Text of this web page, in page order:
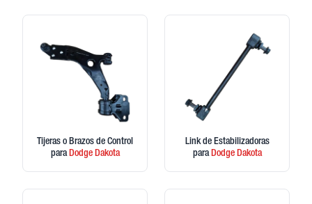
Tijeras o Brazos de Control
paraDodgeDakota
Link de Estabilizadoras
paraDodgeDakota